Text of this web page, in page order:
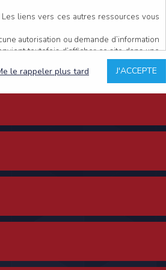
liens vers ces autres ressources vous
autorisation ou demande d’information
toutefois d’afficher ce site dans une
estime non conforme à l’objet du site
comme étant fiables.
avoir fait l’objet de mises à jour. En
l’utilisateur, qui assume la totalité des
l’interprétation ou de l’utilisation des
hors du contrôle de l’EDITEUR, et
J'ACCEPTE
le rappeler plus tard